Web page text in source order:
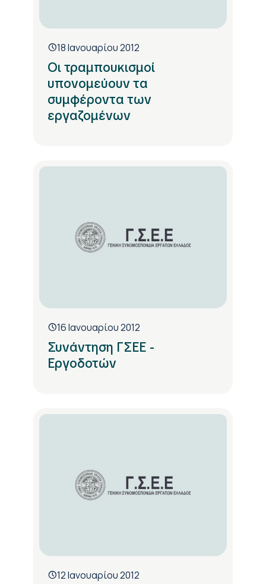
18 Ιανουαρίου 2012
Οι τραμπουκισμοί
υπονομεύουν τα
συμφέροντα των
εργαζομένων
16 Ιανουαρίου 2012
Συνάντηση ΓΣΕΕ -
Εργοδοτών
12 Ιανουαρίου 2012